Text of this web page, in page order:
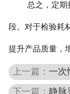
总之，定
段。对于检验耗
提升产品质量，
上一篇：一次
下一篇：静脉